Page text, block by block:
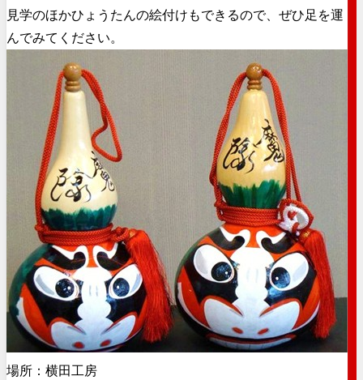
見学のほかひょうたんの絵付けもできるので、ぜひ足を運
んでみてください。
場所：横田工房